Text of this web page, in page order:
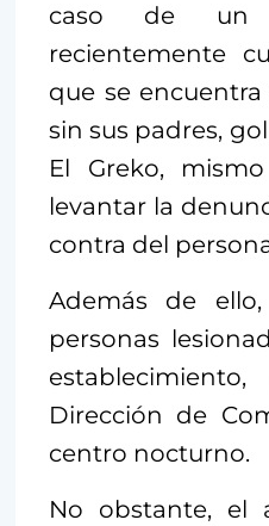
caso de un
recientemente
que se
sin sus padres,
El Greko,
levantar la
contra del
Además de
personas
Dirección de
centro nocturno.
No obstante, el